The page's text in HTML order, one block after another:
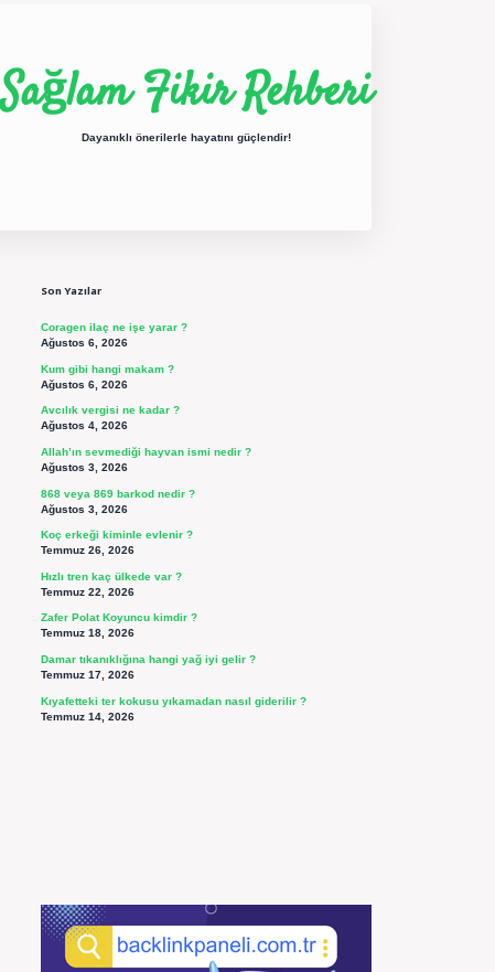
Sağlam Fikir Rehberi
Dayanıklı önerilerle hayatını güçlendir!
Son Yazılar
Coragen ilaç ne işe yarar ?
Ağustos 6, 2026
Kum gibi hangi makam ?
Ağustos 6, 2026
Avcılık vergisi ne kadar ?
Ağustos 4, 2026
Allah’ın sevmediği hayvan ismi nedir ?
Ağustos 3, 2026
868 veya 869 barkod nedir ?
Ağustos 3, 2026
Koç erkeği kiminle evlenir ?
Temmuz 26, 2026
Hızlı tren kaç ülkede var ?
Temmuz 22, 2026
Zafer Polat Koyuncu kimdir ?
Temmuz 18, 2026
Damar tıkanıklığına hangi yağ iyi gelir ?
Temmuz 17, 2026
Kıyafetteki ter kokusu yıkamadan nasıl giderilir ?
Temmuz 14, 2026